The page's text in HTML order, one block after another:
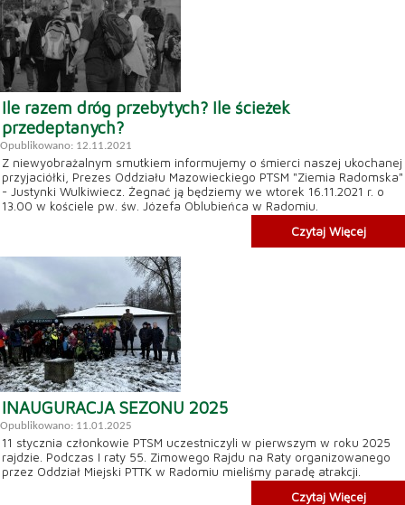
Ile razem dróg przebytych? Ile ścieżek
przedeptanych?
Opublikowano: 12.11.2021
Z niewyobrażalnym smutkiem informujemy o śmierci naszej ukochanej
przyjaciółki, Prezes Oddziału Mazowieckiego PTSM "Ziemia Radomska"
- Justynki Wulkiwiecz. Żegnać ją będziemy we wtorek 16.11.2021 r. o
13.00 w kościele pw. św. Józefa Oblubieńca w Radomiu.
Czytaj Więcej
INAUGURACJA SEZONU 2025
Opublikowano: 11.01.2025
11 stycznia członkowie PTSM uczestniczyli w pierwszym w roku 2025
rajdzie. Podczas I raty 55. Zimowego Rajdu na Raty organizowanego
przez Oddział Miejski PTTK w Radomiu mieliśmy paradę atrakcji.
Czytaj Więcej